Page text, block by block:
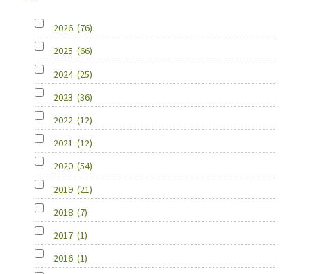
2026 (76)
2025 (66)
2024 (25)
2023 (36)
2022 (12)
2021 (12)
2020 (54)
2019 (21)
2018 (7)
2017 (1)
2016 (1)